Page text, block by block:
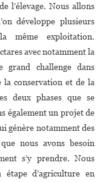
l’élevage. Nous allons
développe plusieurs
même exploitation.
avec notamment la
challenge dans
la conservation et de la
deux phases que se
également un projet de
génère notamment des
nous avons besoin
s’y prendre. Nous
d’agriculture en